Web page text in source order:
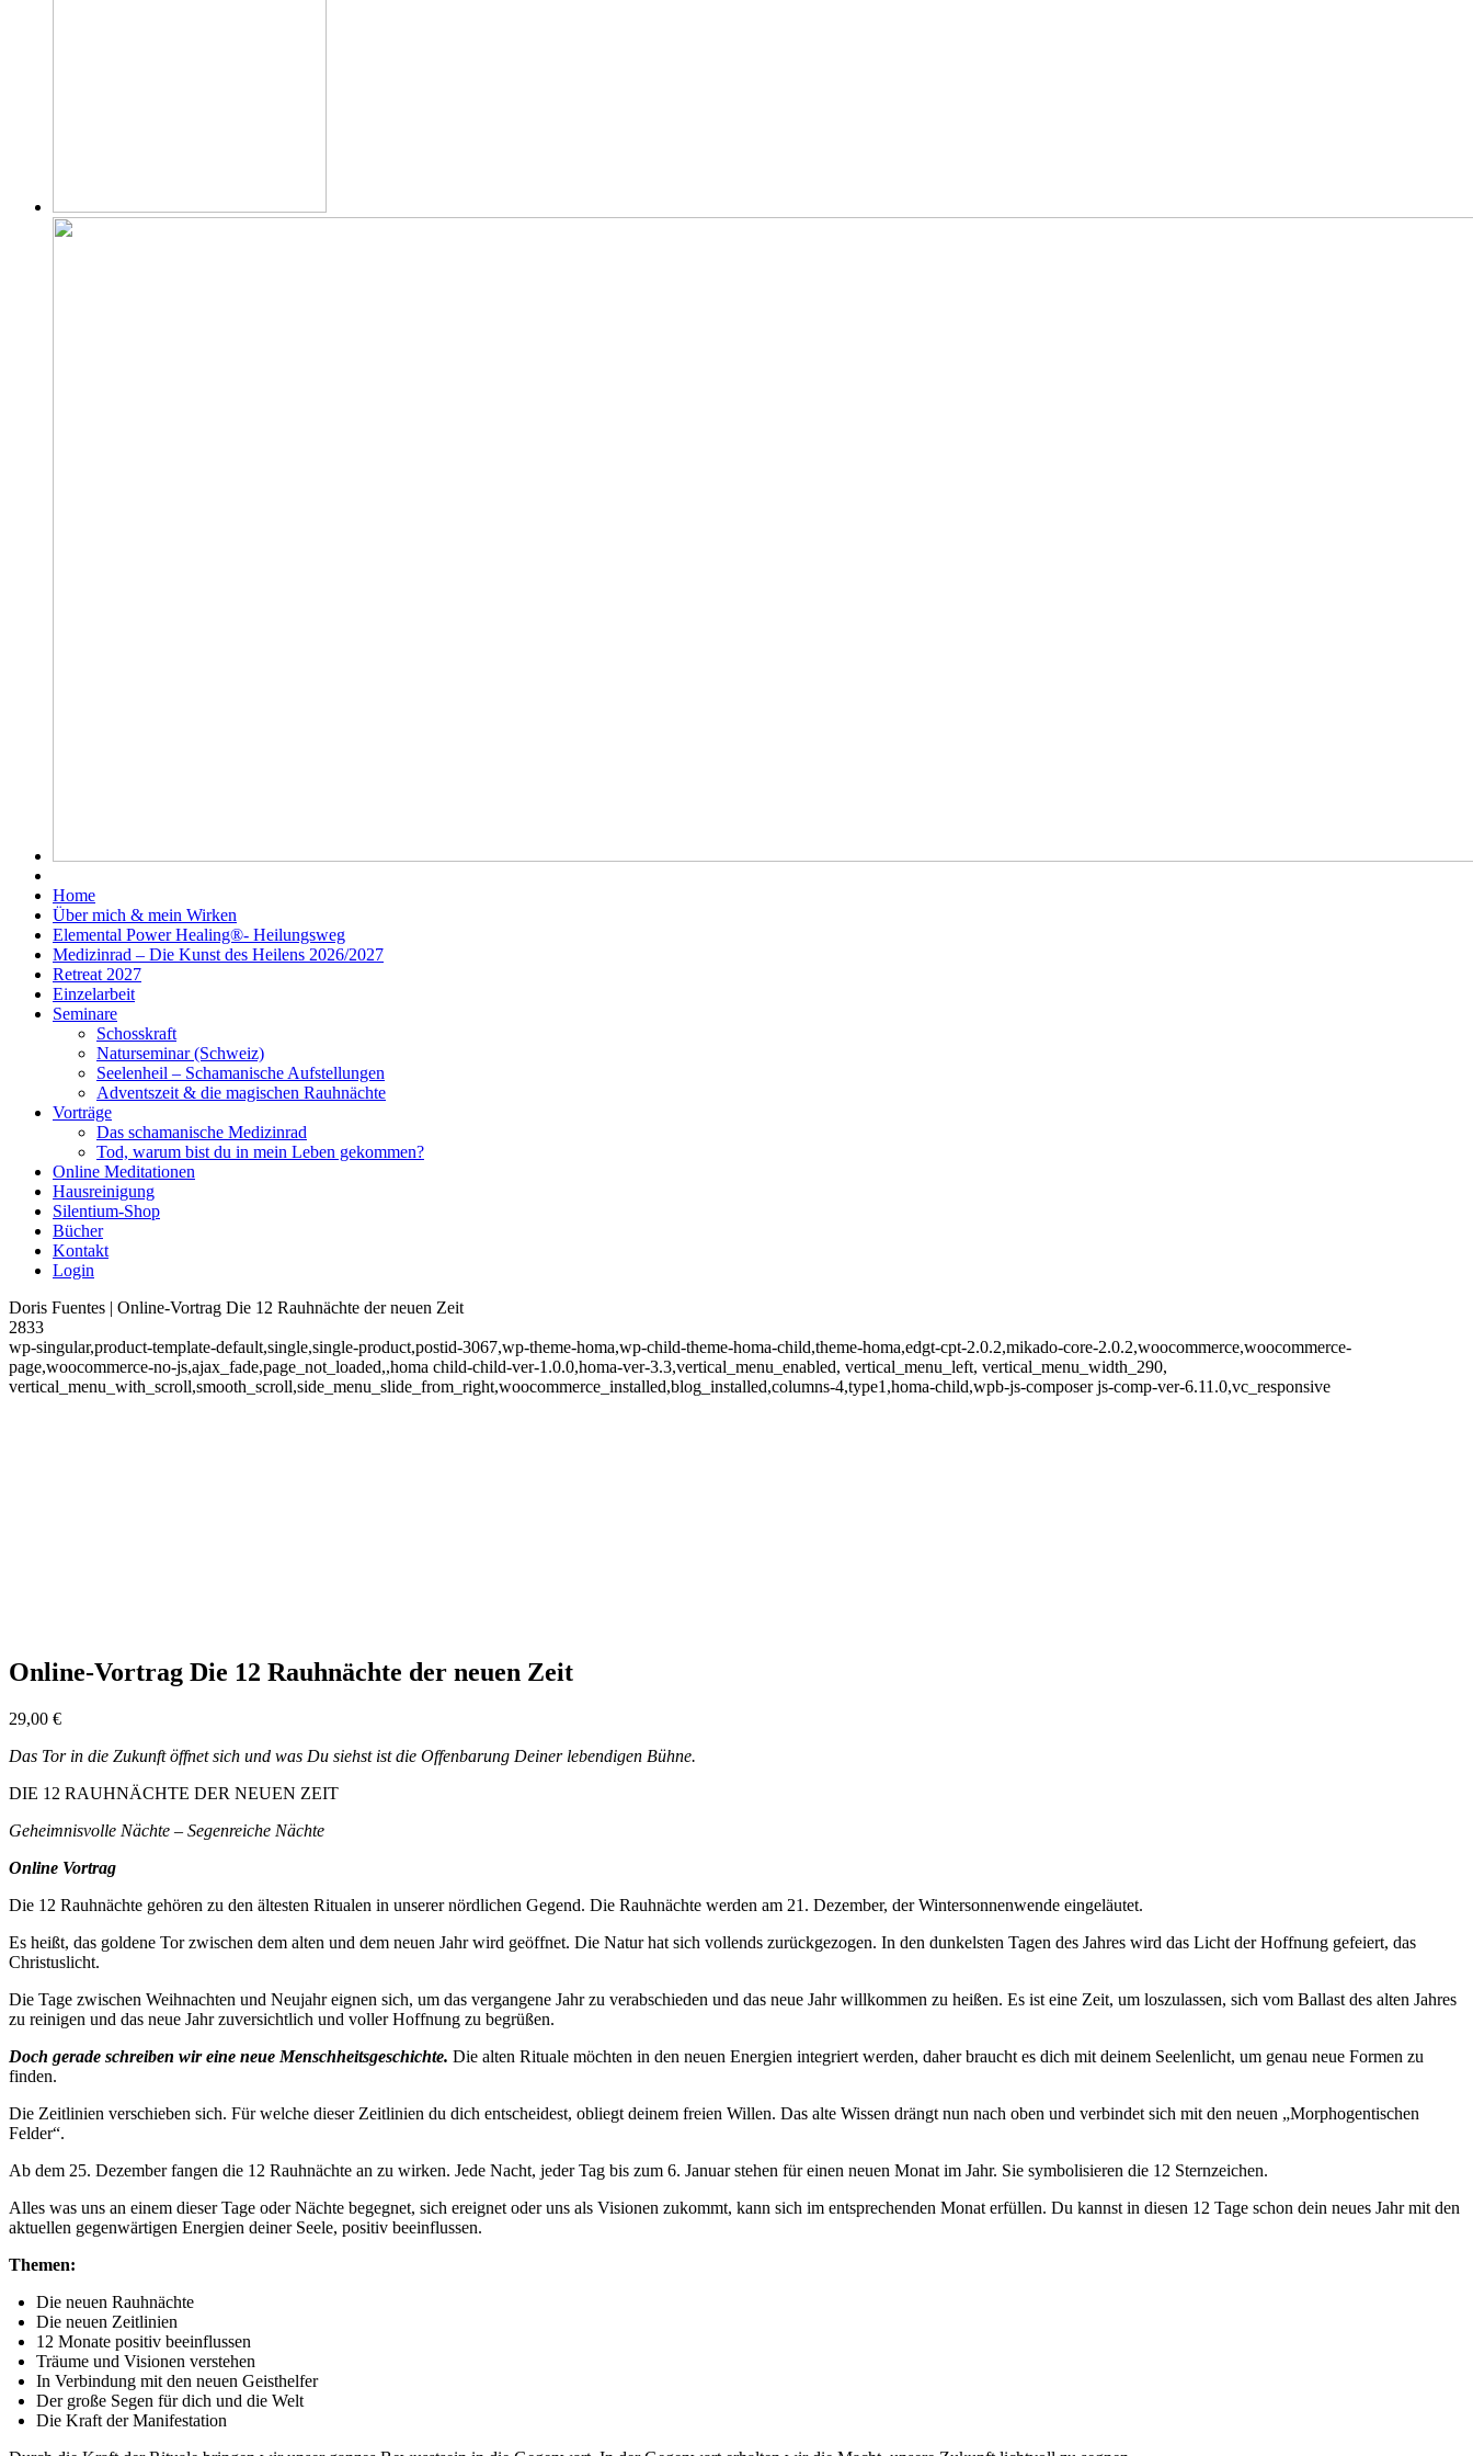
Home
Über mich & mein Wirken
Elemental Power Healing®- Heilungsweg
Medizinrad – Die Kunst des Heilens 2026/2027
Retreat 2027
Einzelarbeit
Seminare
Schosskraft
Naturseminar (Schweiz)
Seelenheil – Schamanische Aufstellungen
Adventszeit & die magischen Rauhnächte
Vorträge
Das schamanische Medizinrad
Tod, warum bist du in mein Leben gekommen?
Online Meditationen
Hausreinigung
Silentium-Shop
Bücher
Kontakt
Login
Doris Fuentes | Online-Vortrag Die 12 Rauhnächte der neuen Zeit
2833
wp-singular,product-template-default,single,single-product,postid-3067,wp-theme-homa,wp-child-theme-homa-child,theme-homa,edgt-cpt-2.0.2,mikado-core-2.0.2,woocommerce,woocommerce-
page,woocommerce-no-js,ajax_fade,page_not_loaded,,homa child-child-ver-1.0.0,homa-ver-3.3,vertical_menu_enabled, vertical_menu_left, vertical_menu_width_290,
vertical_menu_with_scroll,smooth_scroll,side_menu_slide_from_right,woocommerce_installed,blog_installed,columns-4,type1,homa-child,wpb-js-composer js-comp-ver-6.11.0,vc_responsive
Online-Vortrag Die 12 Rauhnächte der neuen Zeit
29,00 €
Das Tor in die Zukunft öffnet sich und was Du siehst ist die Offenbarung Deiner lebendigen Bühne.
DIE 12 RAUHNÄCHTE DER NEUEN ZEIT
Geheimnisvolle Nächte – Segenreiche Nächte
Online Vortrag
Die 12 Rauhnächte gehören zu den ältesten Ritualen in unserer nördlichen Gegend. Die Rauhnächte werden am 21. Dezember, der Wintersonnenwende eingeläutet.
Es heißt, das goldene Tor zwischen dem alten und dem neuen Jahr wird geöffnet. Die Natur hat sich vollends zurückgezogen. In den dunkelsten Tagen des Jahres wird das Licht der Hoffnung gefeiert, das
Christuslicht.
Die Tage zwischen Weihnachten und Neujahr eignen sich, um das vergangene Jahr zu verabschieden und das neue Jahr willkommen zu heißen. Es ist eine Zeit, um loszulassen, sich vom Ballast des alten Jahres
zu reinigen und das neue Jahr zuversichtlich und voller Hoffnung zu begrüßen.
Doch gerade schreiben wir eine neue Menschheitsgeschichte. Die alten Rituale möchten in den neuen Energien integriert werden, daher braucht es dich mit deinem Seelenlicht, um genau neue Formen zu
finden.
Die Zeitlinien verschieben sich. Für welche dieser Zeitlinien du dich entscheidest, obliegt deinem freien Willen. Das alte Wissen drängt nun nach oben und verbindet sich mit den neuen „Morphogentischen
Felder“.
Ab dem 25. Dezember fangen die 12 Rauhnächte an zu wirken. Jede Nacht, jeder Tag bis zum 6. Januar stehen für einen neuen Monat im Jahr. Sie symbolisieren die 12 Sternzeichen.
Alles was uns an einem dieser Tage oder Nächte begegnet, sich ereignet oder uns als Visionen zukommt, kann sich im entsprechenden Monat erfüllen. Du kannst in diesen 12 Tage schon dein neues Jahr mit den
aktuellen gegenwärtigen Energien deiner Seele, positiv beeinflussen.
Themen:
Die neuen Rauhnächte
Die neuen Zeitlinien
12 Monate positiv beeinflussen
Träume und Visionen verstehen
In Verbindung mit den neuen Geisthelfer
Der große Segen für dich und die Welt
Die Kraft der Manifestation